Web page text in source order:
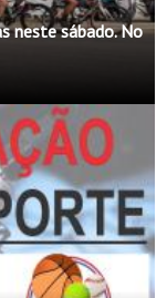
neste sábado. No